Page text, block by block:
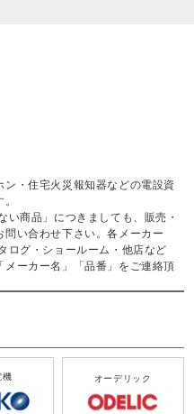
・住宅火災報知器などの電設資
い商品」につきましても、販売・
い合わせ下さい。各メーカー
ログ・ショールーム・他店など
ーカー名」「品番」をご連絡頂
機 オーデリック